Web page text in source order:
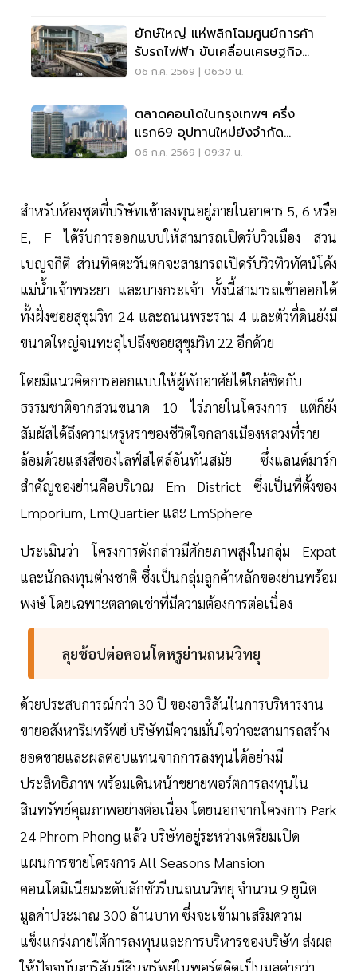
ยักษ์ใหญ่ แห่พลิกโฉมศูนย์การค้า
รับรถไฟฟ้า ขับเคลื่อนเศรษฐกิจ
เมือง
06 ก.ค. 2569 | 06:50 น.
ตลาดคอนโดในกรุงเทพฯ ครึ่ง
แรก69 อุปทานใหม่ยังจำกัด
ดีมานด์ระดับบนแข็งแกร่ง
06 ก.ค. 2569 | 09:37 น.
สำหรับห้องชุดที่บริษัทเข้าลงทุนอยู่ภายในอาคาร 5, 6 หรือ
E, F ได้รับการออกแบบให้สามารถเปิดรับวิวเมือง สวน
เบญจกิติ ส่วนทิศตะวันตกจะสามารถเปิดรับวิวทิวทัศน์โค้ง
แม่น้ำเจ้าพระยา และบางกระเจ้า ทั้งนี้สามารถเข้าออกได้
ทั้งฝั่งซอยสุขุมวิท 24 และถนนพระราม 4 และตัวที่ดินยังมี
ขนาดใหญ่จนทะลุไปถึงซอยสุขุมวิท 22 อีกด้วย
โดยมีแนวคิดการออกแบบให้ผู้พักอาศัยได้ใกล้ชิดกับ
ธรรมชาติจากสวนขนาด 10 ไร่ภายในโครงการ แต่ก็ยัง
สัมผัสได้ถึงความหรูหราของชีวิตใจกลางเมืองหลวงที่ราย
ล้อมด้วยแสงสีของไลฟ์สไตล์อันทันสมัย ซึ่งแลนด์มาร์ก
สำคัญของย่านคือบริเวณ Em District ซึ่งเป็นที่ตั้งของ
Emporium, EmQuartier และ EmSphere
ประเมินว่า โครงการดังกล่าวมีศักยภาพสูงในกลุ่ม Expat
และนักลงทุนต่างชาติ ซึ่งเป็นกลุ่มลูกค้าหลักของย่านพร้อม
พงษ์ โดยเฉพาะตลาดเช่าที่มีความต้องการต่อเนื่อง
ลุยช้อปต่อคอนโดหรูย่านถนนวิทยุ
ด้วยประสบการณ์กว่า 30 ปี ของฮาริสันในการบริหารงาน
ขายอสังหาริมทรัพย์ บริษัทมีความมั่นใจว่าจะสามารถสร้าง
ยอดขายและผลตอบแทนจากการลงทุนได้อย่างมี
ประสิทธิภาพ พร้อมเดินหน้าขยายพอร์ตการลงทุนใน
สินทรัพย์คุณภาพอย่างต่อเนื่อง โดยนอกจากโครงการ Park
24 Phrom Phong แล้ว บริษัทอยู่ระหว่างเตรียมเปิด
แผนการขายโครงการ All Seasons Mansion
คอนโดมิเนียมระดับลักชัวรีบนถนนวิทยุ จำนวน 9 ยูนิต
มูลค่าประมาณ 300 ล้านบาท ซึ่งจะเข้ามาเสริมความ
แข็งแกร่งภายใต้การลงทุนและการบริหารของบริษัท ส่งผล
ให้ปัจจุบันฮาริสันมีสินทรัพย์ในพอร์ตคิดเป็นมูลค่ากว่า